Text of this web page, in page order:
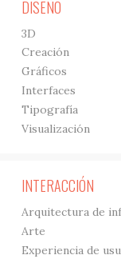
DISEÑO
3D
Creación
Gráficos
Interfaces
Tipografía
Visualización
INTERACCIÓN
Arquitectura de
Arte
Experiencia de